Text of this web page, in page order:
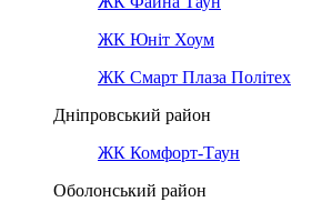
ЖК Юніт Хоум
ЖК Смарт Плаза Політех
Дніпровський район
ЖК Комфорт-Таун
Оболонський район